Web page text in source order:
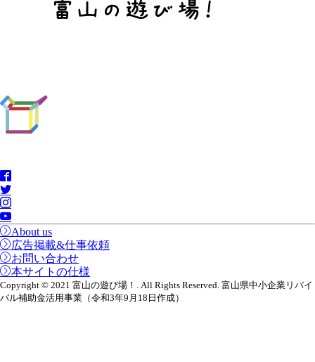
About us
広告掲載&仕事依頼
お問い合わせ
本サイトの仕様
Copyright © 2021 富山の遊び場！. All Rights Reserved. 富山県中小企業リバイ
バル補助金活用事業（令和3年9月18日作成）